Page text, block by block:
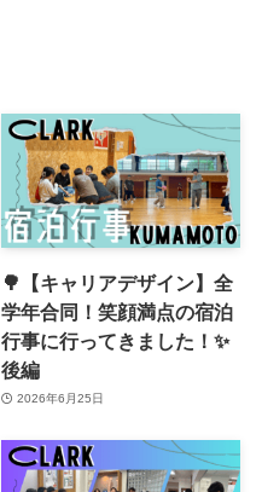
🌳【キャリアデザイン】全
学年合同！笑顔満点の宿泊
行事に行ってきました！✨
後編
2026年6月25日